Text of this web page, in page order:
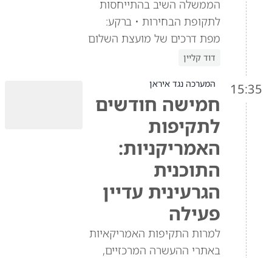
הממשלה השיב בהתייחסות
לתקופת הבחירות • ברקע:
מפת דרכים של מועצת השלום
דוד קליין
15:35 המערכה נגד איראן
חמישה חודשים
לתקיפות
האמריקניות:
התוכנית
הגרעינית עדיין
פעילה
למרות התקיפות האמריקאיות
באתרי ההעשרה המרכזיים,